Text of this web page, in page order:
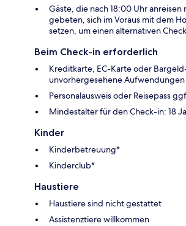
Gäste, die nach 18:00 Uhr
gebeten, sich im Voraus mit dem
setzen, um einen alternativen
Beim Check-in erforderlich
Kreditkarte, EC-Karte oder
unvorhergesehene Aufwendungen
Personalausweis oder Reisepass
Mindestalter für den Check-in: 18
Kinder
Kinderbetreuung*
Kinderclub*
Haustiere
Haustiere sind nicht gestattet
Assistenztiere willkommen